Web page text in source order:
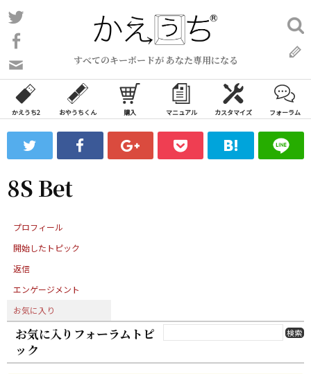
コ
ン
ン
ツ
ス
ッ
すべてのキーボードが あなた専用になる
い
合
わ
フ
ォ
ム
検
索:
かえうち2 おやうちくん 購入 マニュアル カスタマイズ フォーラム
8S Bet
プロフィール
開始したトピック
返信
エンゲージメント
お気に入り
お気に入りフォーラムトピ
ック